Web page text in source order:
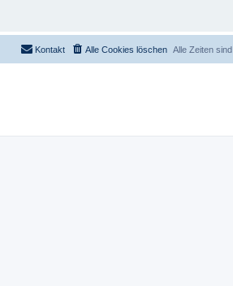
Alle Zeiten sind
Alle Cookies löschen
Kontakt